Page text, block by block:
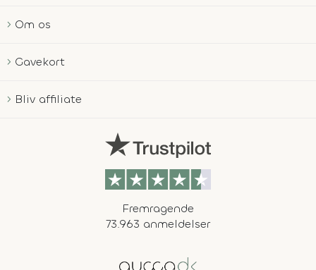
Om os
Gavekort
Bliv affiliate
Fremragende
73.963 anmeldelser